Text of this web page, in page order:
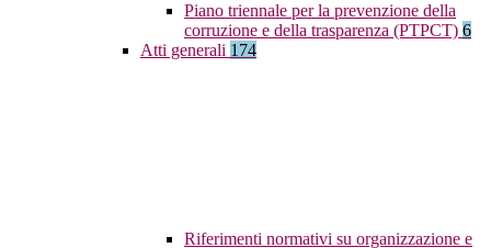
Piano triennale per la prevenzione della
corruzione e della trasparenza (PTPCT) 6
Atti generali 174
Riferimenti normativi su organizzazione e